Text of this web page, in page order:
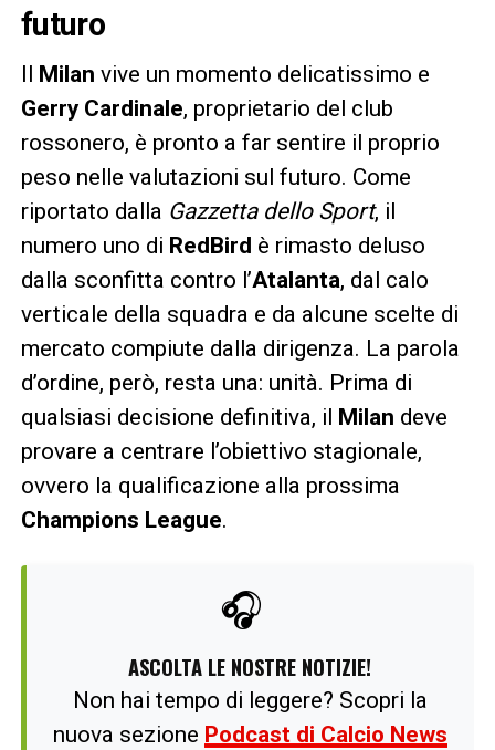
futuro
Il Milan vive un momento delicatissimo e
Gerry Cardinale, proprietario del club
rossonero, è pronto a far sentire il proprio
peso nelle valutazioni sul futuro. Come
riportato dalla Gazzetta dello Sport, il
numero uno di RedBird è rimasto deluso
dalla sconfitta contro l’Atalanta, dal calo
verticale della squadra e da alcune scelte di
mercato compiute dalla dirigenza. La parola
d’ordine, però, resta una: unità. Prima di
qualsiasi decisione definitiva, il Milan deve
provare a centrare l’obiettivo stagionale,
ovvero la qualificazione alla prossima
Champions League.
🎧
ASCOLTA LE NOSTRE NOTIZIE!
Non hai tempo di leggere? Scopri la
nuova sezione Podcast di Calcio News